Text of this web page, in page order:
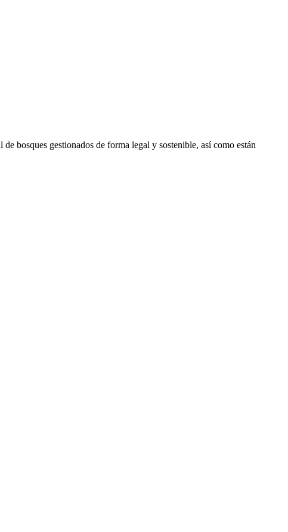
bosques gestionados de forma legal y sostenible, así como están